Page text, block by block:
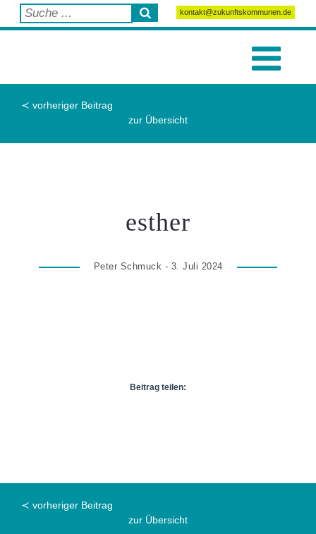
kontakt@zukunftskommunen.de
≺ vorheriger Beitrag
zur Übersicht
esther
Peter Schmuck - 3. Juli 2024
Beitrag teilen:
≺ vorheriger Beitrag
zur Übersicht